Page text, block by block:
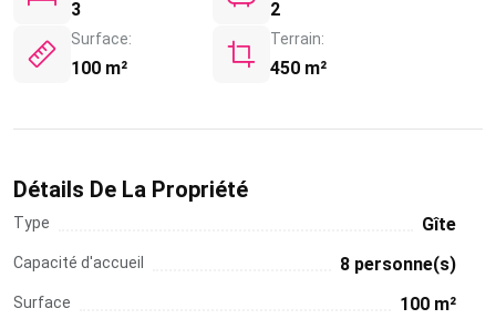
3 2
Surface:
100 m²
Terrain:
450 m²
Détails De La Propriété
Type Gîte
Capacité d'accueil 8 personne(s)
Surface 100 m²